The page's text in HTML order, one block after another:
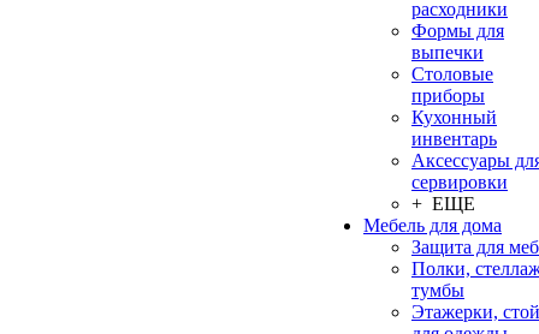
расходники
Формы для
выпечки
Столовые
приборы
Кухонный
инвентарь
Аксессуары
сервировки
+ ЕЩЕ
Мебель для дома
Защита для
Полки,
тумбы
Этажерки,